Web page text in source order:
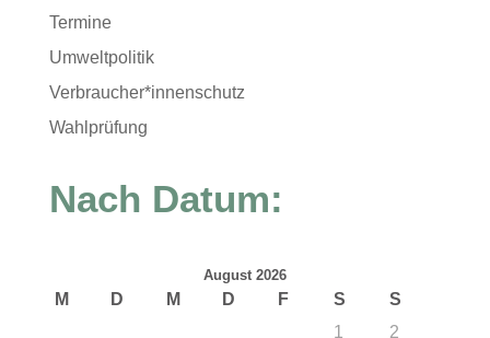
Termine
Umweltpolitik
Verbraucher*innenschutz
Wahlprüfung
Nach Datum:
August 2026
M D M D F S
S
1
2